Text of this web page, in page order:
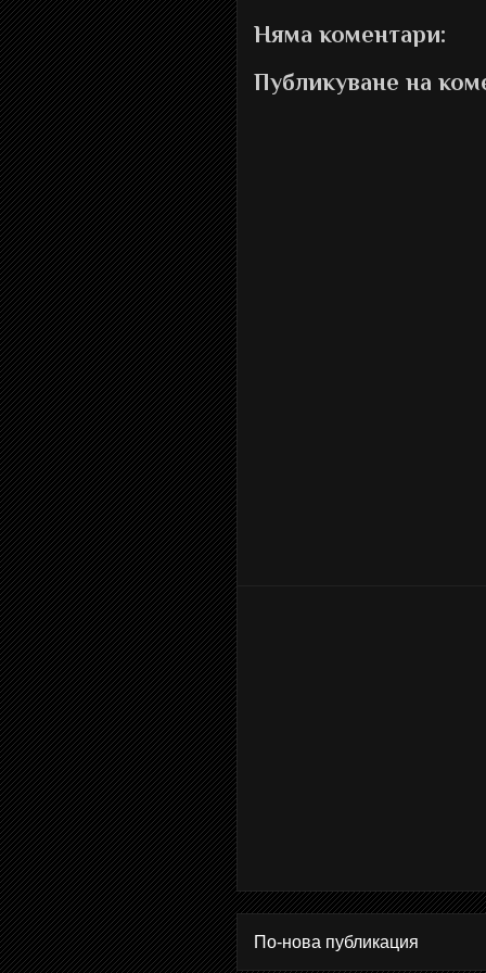
Няма коментари:
Публикуване на
По-нова публикация